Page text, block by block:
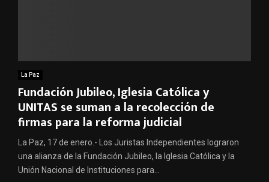
La Paz
Fundación Jubileo, Iglesia Católica y
UNITAS se suman a la recolección de
firmas para la reforma judicial
La Paz, 17 de enero.- Los Juristas Independientes lograron
una alianza de la Fundación Jubileo, la Iglesia Católica y la
Unión Nacional de Instituciones para...